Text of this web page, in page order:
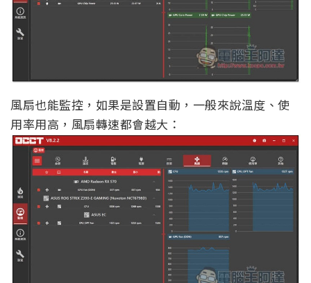
風扇也能監控，如果是設置自動，一般來說溫度、使
用率用高，風扇轉速都會越大：